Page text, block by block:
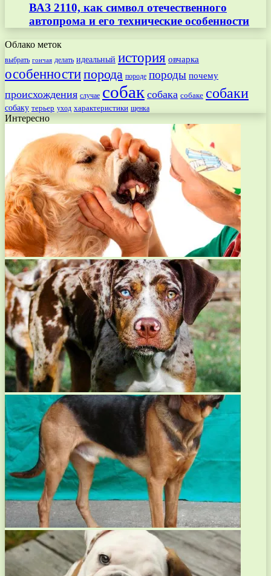
ВАЗ 2110, как символ отечественного
автопрома и его технические особенности
Облако меток
выбрать гончая делать идеальный история овчарка
особенностипорода породе породы почему
происхождения случае собак собака собаке собаки
собаку терьер уход характеристики щенка
Интересно